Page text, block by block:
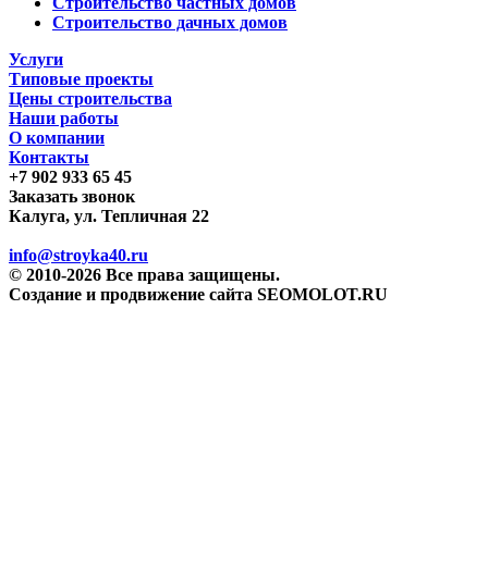
Строительство дачных домов
Услуги
Типовые проекты
Цены строительства
Наши работы
О компании
Контакты
+7 902 933 65 45
Заказать звонок
Калуга, ул. Тепличная 22
info@stroyka40.ru
© 2010-2026 Все права защищены.
Создание и продвижение сайта SEOMOLOT.RU